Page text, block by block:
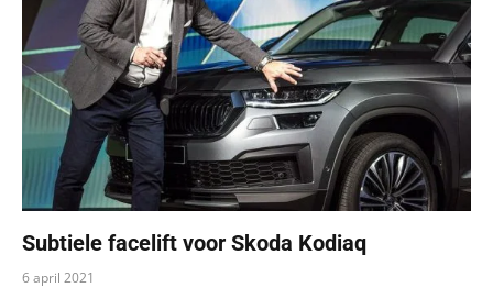
Subtiele facelift voor Skoda Kodiaq
6 april 2021